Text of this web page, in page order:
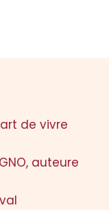
de vivre
auteure